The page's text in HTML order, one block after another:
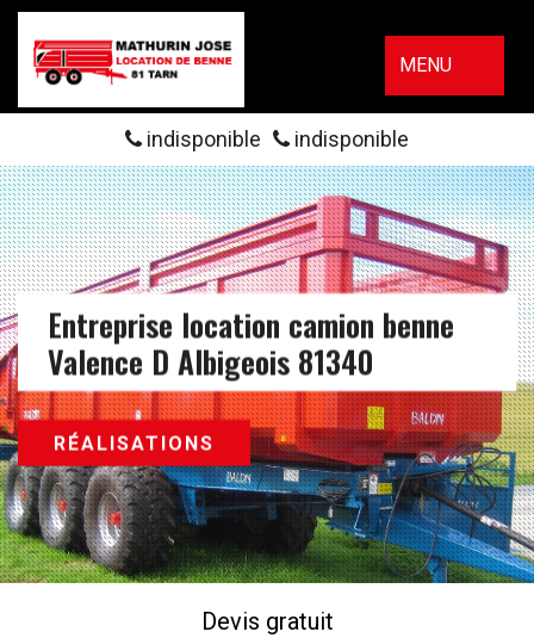
MENU
indisponible indisponible
Entreprise location camion benne
Valence D Albigeois 81340
RÉALISATIONS
Devis gratuit